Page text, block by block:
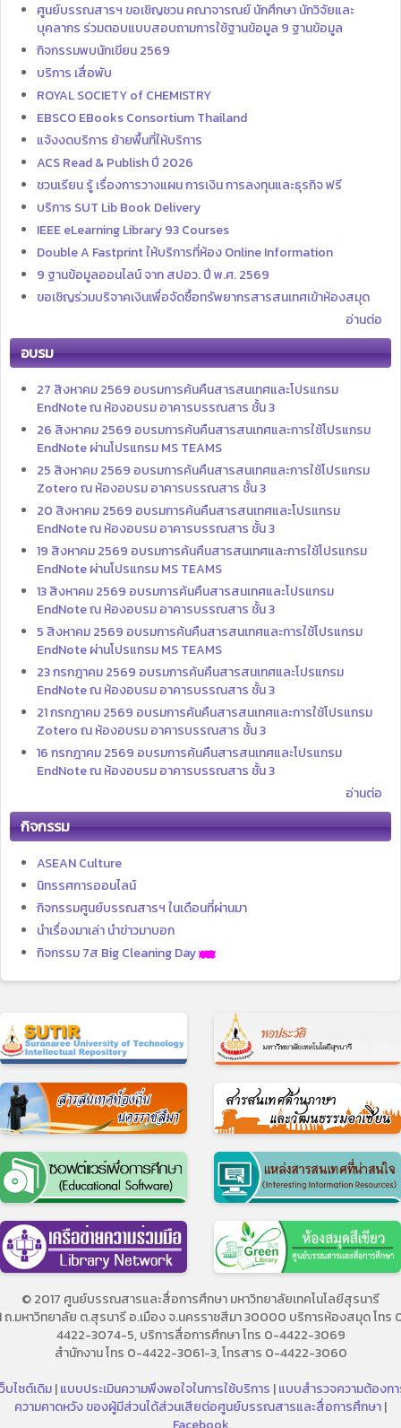
ศูนย์บรรณสารฯ ขอเชิญชวน คณาจารณย์ นักศึกษา นักวิจัยและ
บุคลากร ร่วมตอบแบบสอบถามการใช้ฐานข้อมูล 9 ฐานข้อมูล
กิจกรรมพบนักเขียน 2569
บริการ เสื่อพับ
ROYAL SOCIETY of CHEMISTRY
EBSCO EBooks Consortium Thailand
แจ้งงดบริการ ย้ายพื้นที่ให้บริการ
ACS Read & Publish ปี 2026
ชวนเรียน รู้ เรื่องการวางแผน การเงิน การลงทุนและธุรกิจ ฟรี
บริการ SUT Lib Book Delivery
IEEE eLearning Library 93 Courses
Double A Fastprint ให้บริการที่ห้อง Online Information
9 ฐานข้อมูลออนไลน์ จาก สปอว. ปี พ.ศ. 2569
ขอเชิญร่วมบริจาคเงินเพื่อจัดซื้อทรัพยากรสารสนเทศเข้าห้องสมุด
อ่านต่อ
อบรม
27 สิงหาคม 2569 อบรมการค้นคืนสารสนเทศและโปรแกรม
EndNote ณ ห้องอบรม อาคารบรรณสาร ชั้น 3
26 สิงหาคม 2569 อบรมการค้นคืนสารสนเทศและการใช้โปรแกรม
EndNote ผ่านโปรแกรม MS TEAMS
25 สิงหาคม 2569 อบรมการค้นคืนสารสนเทศและการใช้โปรแกรม
Zotero ณ ห้องอบรม อาคารบรรณสาร ชั้น 3
20 สิงหาคม 2569 อบรมการค้นคืนสารสนเทศและโปรแกรม
EndNote ณ ห้องอบรม อาคารบรรณสาร ชั้น 3
19 สิงหาคม 2569 อบรมการค้นคืนสารสนเทศและการใช้โปรแกรม
EndNote ผ่านโปรแกรม MS TEAMS
13 สิงหาคม 2569 อบรมการค้นคืนสารสนเทศและโปรแกรม
EndNote ณ ห้องอบรม อาคารบรรณสาร ชั้น 3
5 สิงหาคม 2569 อบรมการค้นคืนสารสนเทศและการใช้โปรแกรม
EndNote ผ่านโปรแกรม MS TEAMS
23 กรกฎาคม 2569 อบรมการค้นคืนสารสนเทศและโปรแกรม
EndNote ณ ห้องอบรม อาคารบรรณสาร ชั้น 3
21 กรกฎาคม 2569 อบรมการค้นคืนสารสนเทศและการใช้โปรแกรม
Zotero ณ ห้องอบรม อาคารบรรณสาร ชั้น 3
16 กรกฎาคม 2569 อบรมการค้นคืนสารสนเทศและโปรแกรม
EndNote ณ ห้องอบรม อาคารบรรณสาร ชั้น 3
อ่านต่อ
กิจกรรม
ASEAN Culture
นิทรรศการออนไลน์
กิจกรรมศูนย์บรรณสารฯ ในเดือนที่ผ่านมา
นำเรื่องมาเล่า นำข่าวมาบอก
กิจกรรม 7ส Big Cleaning Day
© 2017 ศูนย์บรรณสารและสื่อการศึกษา มหาวิทยาลัยเทคโนโลยีสุรนารี
ถ.มหาวิทยาลัย ต.สุรนารี อ.เมือง จ.นครราชสีมา 30000 บริการห้องสมุด โทร
4422-3074-5, บริการสื่อการศึกษา โทร 0-4422-3069
สำนักงาน โทร 0-4422-3061-3, โทรสาร 0-4422-3060
บไซต์เดิม|แบบประเมินความพึงพอใจในการใช้บริการ |แบบสำรวจความต้องก
ความคาดหวัง ของผู้มีส่วนได้ส่วนเสียต่อศูนย์บรรณสารและสื่อการศึกษา|